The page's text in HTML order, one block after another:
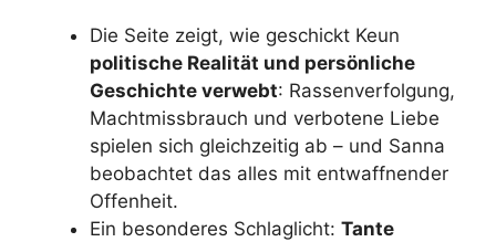
Die Seite zeigt, wie geschickt Keun
politische Realität und persönliche
Geschichte verwebt: Rassenverfolgung,
Machtmissbrauch und verbotene Liebe
spielen sich gleichzeitig ab – und Sanna
beobachtet das alles mit entwaffnender
Offenheit.
Ein besonderes Schlaglicht: Tante